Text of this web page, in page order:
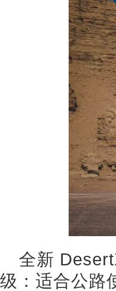
全新
级：适合公路